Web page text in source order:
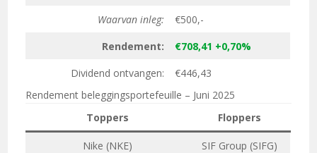
Waarvan inleg:
€500,-
Rendement:
€708,41 +0,70%
Dividend ontvangen:
€446,43
Rendement beleggingsportefeuille – Juni 2025
Toppers
Floppers
Nike (NKE)
SIF Group (SIFG)